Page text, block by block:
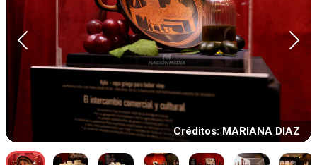
Créditos: MARIANA DIAZ